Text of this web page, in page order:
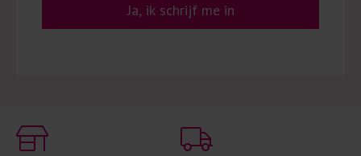
Ja, ik schrijf me in